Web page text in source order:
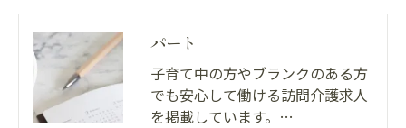
パート
子育て中の方やブランクのある方
でも安心して働ける訪問介護求人
を掲載しています。…